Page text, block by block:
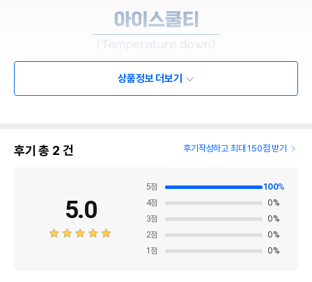
상품정보 더보기
후기 총 2 건 후기작성하고 최대 150점 받기
5.0
5점 100%
4점 0%
3점 0%
2점 0%
1 점 0%